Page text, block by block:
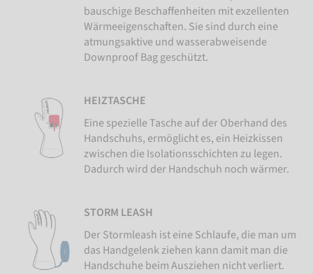
bauschige Beschaffenheiten mit exzellenten
Wärmeeigenschaften. Sie sind durch eine
atmungsaktive und wasserabweisende
Downproof Bag geschützt.
HEIZTASCHE
Eine spezielle Tasche auf der Oberhand des
Handschuhs, ermöglicht es, ein Heizkissen
zwischen die Isolationsschichten zu legen.
Dadurch wird der Handschuh noch wärmer.
STORM LEASH
Der Stormleash ist eine Schlaufe, die man um
das Handgelenk ziehen kann damit man die
Handschuhe beim Ausziehen nicht verliert.